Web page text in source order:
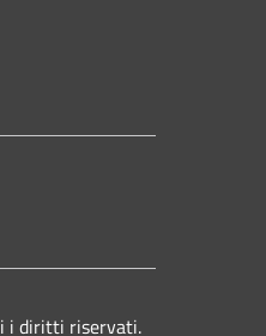
i diritti riservati.